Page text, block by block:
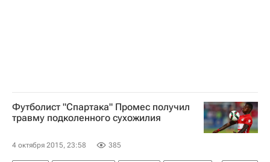
Футболист "Спартака" Промес получил
травму подколенного сухожилия
4 октября 2015, 23:58 385